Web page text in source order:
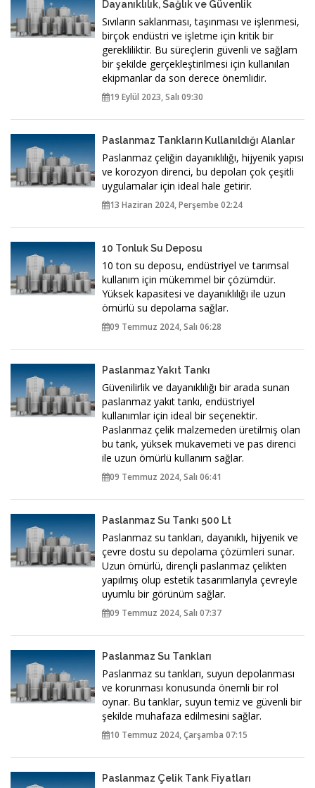
Dayanıklılık, Sağlık ve Güvenlik
Sıvıların saklanması, taşınması ve işlenmesi,
birçok endüstri ve işletme için kritik bir
gerekliliktir. Bu süreçlerin güvenli ve sağlam
bir şekilde gerçekleştirilmesi için kullanılan
ekipmanlar da son derece önemlidir.
19 Eylül 2023, Salı 09:30
Paslanmaz Tankların Kullanıldığı Alanlar
Paslanmaz çeliğin dayanıklılığı, hijyenik yapısı
ve korozyon direnci, bu depoları çok çeşitli
uygulamalar için ideal hale getirir.
13 Haziran 2024, Perşembe 02:24
10 Tonluk Su Deposu
10 ton su deposu, endüstriyel ve tarımsal
kullanım için mükemmel bir çözümdür.
Yüksek kapasitesi ve dayanıklılığı ile uzun
ömürlü su depolama sağlar.
09 Temmuz 2024, Salı 06:28
Paslanmaz Yakıt Tankı
Güvenilirlik ve dayanıklılığı bir arada sunan
paslanmaz yakıt tankı, endüstriyel
kullanımlar için ideal bir seçenektir.
Paslanmaz çelik malzemeden üretilmiş olan
bu tank, yüksek mukavemeti ve pas direnci
ile uzun ömürlü kullanım sağlar.
09 Temmuz 2024, Salı 06:41
Paslanmaz Su Tankı 500 Lt
Paslanmaz su tankları, dayanıklı, hijyenik ve
çevre dostu su depolama çözümleri sunar.
Uzun ömürlü, dirençli paslanmaz çelikten
yapılmış olup estetik tasarımlarıyla çevreyle
uyumlu bir görünüm sağlar.
09 Temmuz 2024, Salı 07:37
Paslanmaz Su Tankları
Paslanmaz su tankları, suyun depolanması
ve korunması konusunda önemli bir rol
oynar. Bu tanklar, suyun temiz ve güvenli bir
şekilde muhafaza edilmesini sağlar.
10 Temmuz 2024, Çarşamba 07:15
Paslanmaz Çelik Tank Fiyatları